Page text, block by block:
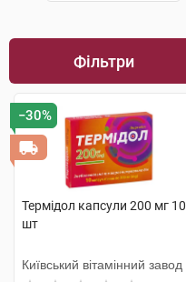
Фільтри
−30%
Термідол капсули 200 мг 10
шт
Київський вітамінний завод